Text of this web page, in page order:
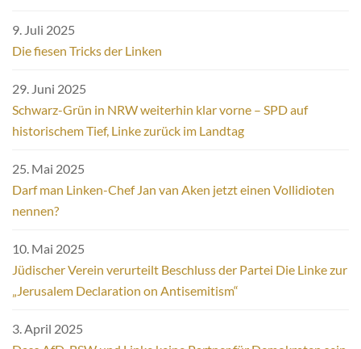
9. Juli 2025
Die fiesen Tricks der Linken
29. Juni 2025
Schwarz-Grün in NRW weiterhin klar vorne – SPD auf
historischem Tief, Linke zurück im Landtag
25. Mai 2025
Darf man Linken-Chef Jan van Aken jetzt einen Vollidioten
nennen?
10. Mai 2025
Jüdischer Verein verurteilt Beschluss der Partei Die Linke zur
„Jerusalem Declaration on Antisemitism“
3. April 2025